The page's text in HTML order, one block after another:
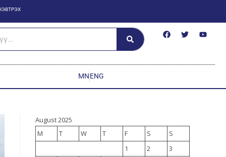
MNENG
August 2025
M
T W T F S
S
1
2
3